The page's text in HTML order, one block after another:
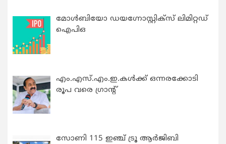
മോൾബിയോ ഡയഗ്നോസ്റ്റിക്സ് ലിമിറ്റഡ്
ഐപിഒ
എം.എസ്.എം.ഇ.കൾക്ക് ഒന്നരക്കോടി
രൂപ വരെ ഗ്രാന്റ്
സോണി 115 ഇഞ്ച് ട്രൂ ആർജിബി